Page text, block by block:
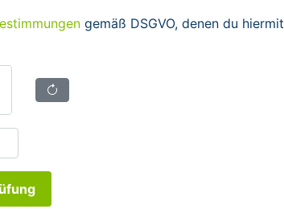
gemäß DSGVO, denen du hiermit